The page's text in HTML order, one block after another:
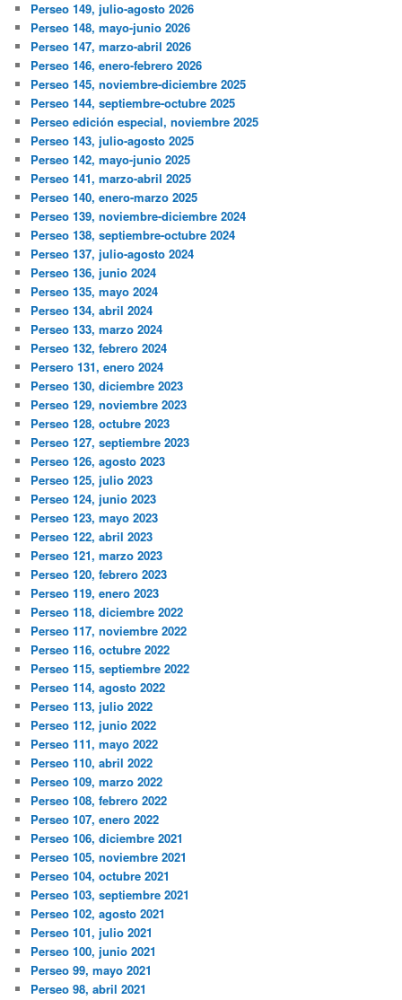
Perseo 149, julio-agosto 2026
Perseo 148, mayo-junio 2026
Perseo 147, marzo-abril 2026
Perseo 146, enero-febrero 2026
Perseo 145, noviembre-diciembre 2025
Perseo 144, septiembre-octubre 2025
Perseo edición especial, noviembre 2025
Perseo 143, julio-agosto 2025
Perseo 142, mayo-junio 2025
Perseo 141, marzo-abril 2025
Perseo 140, enero-marzo 2025
Perseo 139, noviembre-diciembre 2024
Perseo 138, septiembre-octubre 2024
Perseo 137, julio-agosto 2024
Perseo 136, junio 2024
Perseo 135, mayo 2024
Perseo 134, abril 2024
Perseo 133, marzo 2024
Perseo 132, febrero 2024
Persero 131, enero 2024
Perseo 130, diciembre 2023
Perseo 129, noviembre 2023
Perseo 128, octubre 2023
Perseo 127, septiembre 2023
Perseo 126, agosto 2023
Perseo 125, julio 2023
Perseo 124, junio 2023
Perseo 123, mayo 2023
Perseo 122, abril 2023
Perseo 121, marzo 2023
Perseo 120, febrero 2023
Perseo 119, enero 2023
Perseo 118, diciembre 2022
Perseo 117, noviembre 2022
Perseo 116, octubre 2022
Perseo 115, septiembre 2022
Perseo 114, agosto 2022
Perseo 113, julio 2022
Perseo 112, junio 2022
Perseo 111, mayo 2022
Perseo 110, abril 2022
Perseo 109, marzo 2022
Perseo 108, febrero 2022
Perseo 107, enero 2022
Perseo 106, diciembre 2021
Perseo 105, noviembre 2021
Perseo 104, octubre 2021
Perseo 103, septiembre 2021
Perseo 102, agosto 2021
Perseo 101, julio 2021
Perseo 100, junio 2021
Perseo 99, mayo 2021
Perseo 98, abril 2021